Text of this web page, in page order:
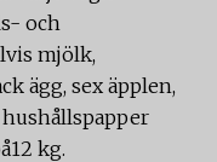
och
mjölk,
ägg, sex äpplen,
kg.